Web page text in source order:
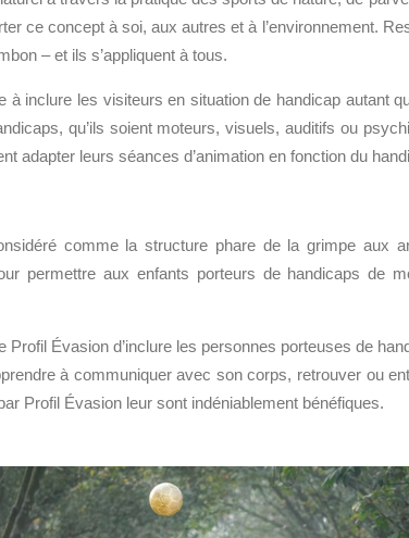
ce concept à soi, aux autres et à l’environnement.
– et ils s’appliquent à tous.
à inclure les visiteurs en situation de handicap autant
qu’ils soient moteurs, visuels, auditifs ou
adapter leurs séances d’animation en fonction du
comme la structure phare de la grimpe aux
permettre aux enfants porteurs de handicaps de
Évasion d’inclure les personnes porteuses de
à communiquer avec son corps, retrouver ou
Profil Évasion leur sont indéniablement bénéfiques.